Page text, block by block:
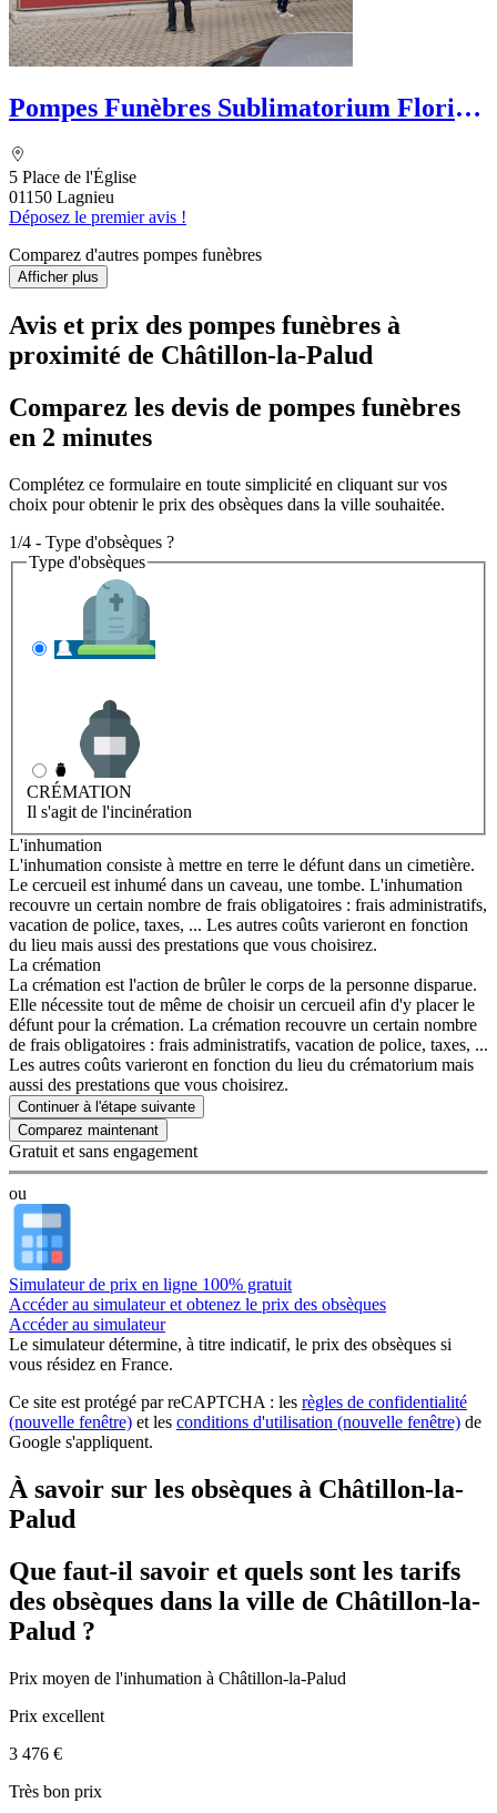
Pompes Funèbres Sublimatorium Florian
5 Place de l'Église
01150 Lagnieu
Déposez le premier avis !
Comparez d'autres pompes funèbres
Afficher plus
Avis et prix des pompes funèbres à
proximité de Châtillon-la-Palud
Comparez les devis de pompes funèbres
en 2 minutes
Complétez ce formulaire en toute simplicité en cliquant sur vos
choix pour obtenir le prix des obsèques dans la ville souhaitée.
1/4 - Type d'obsèques ?
Type d'obsèques
CRÉMATION
Il s'agit de l'incinération
L'inhumation
L'inhumation consiste à mettre en terre le défunt dans un cimetière.
Le cercueil est inhumé dans un caveau, une tombe. L'inhumation
recouvre un certain nombre de frais obligatoires : frais administratifs,
vacation de police, taxes, ... Les autres coûts varieront en fonction
du lieu mais aussi des prestations que vous choisirez.
La crémation
La crémation est l'action de brûler le corps de la personne disparue.
Elle nécessite tout de même de choisir un cercueil afin d'y placer le
défunt pour la crémation. La crémation recouvre un certain nombre
de frais obligatoires : frais administratifs, vacation de police, taxes, ...
Les autres coûts varieront en fonction du lieu du crématorium mais
aussi des prestations que vous choisirez.
Continuer à l'étape suivante
Gratuit et sans engagement
ou
Simulateur de prix en ligne 100% gratuit
Accéder au simulateur et obtenez le prix des obsèques
Accéder au simulateur
Le simulateurdétermine, à titre indicatif, le prix des obsèques si
vous résidez en France.
Ce site est protégé par reCAPTCHA : les règles de confidentialité
(nouvelle fenêtre) et les conditions d'utilisation (nouvelle fenêtre) de
Google s'appliquent.
À savoir sur les obsèques à Châtillon-la-
Palud
Que faut-il savoir et quels sont les tarifs
des obsèques dans la ville de Châtillon-la-
Palud ?
Prix moyen de l'inhumation à Châtillon-la-Palud
Prix excellent
3 476 €
Très bon prix